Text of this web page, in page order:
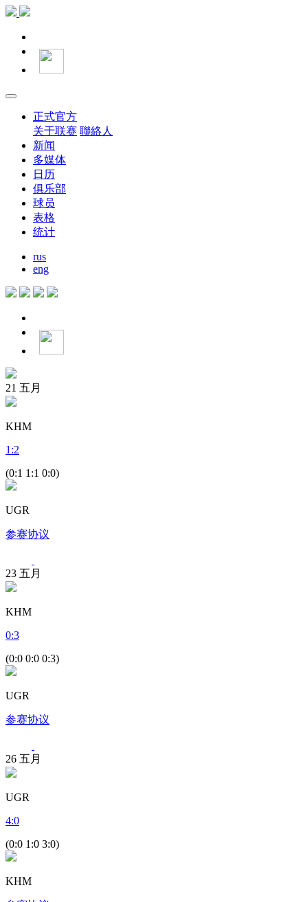
正式官方
关于联赛 聯絡人
新闻
多媒体
日历
俱乐部
球员
表格
统计
rus
eng
21 五月
KHM
1 :2
(0:1 1:1 0:0)
UGR
参赛协议
23 五月
KHM
0:3
(0:0 0:0 0:3)
UGR
参赛协议
26 五月
UGR
4:0
(0:0 1:0 3:0)
KHM